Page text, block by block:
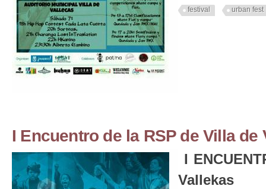
festival urban fest
I Encuentro de la RSP de Villa de
I
Vallekas